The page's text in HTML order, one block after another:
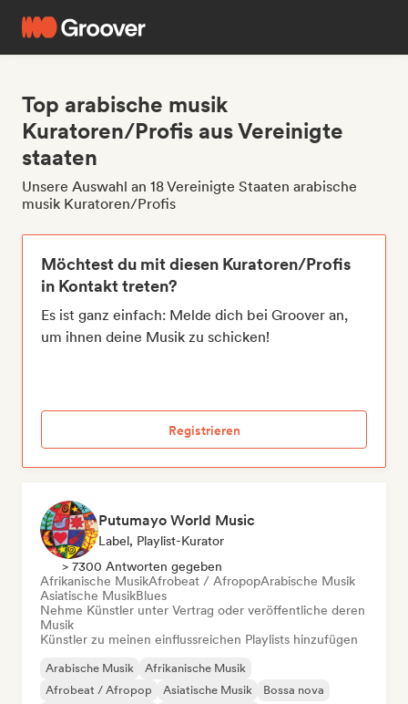
Top arabische musik
Kuratoren/Profis aus Vereinigte
staaten
Unsere Auswahl an 18 Vereinigte Staaten arabische
musik Kuratoren/Profis
Möchtest du mit diesen Kuratoren/Profis
in Kontakt treten?
Es ist ganz einfach: Melde dich bei Groover an,
um ihnen deine Musik zu schicken!
Registrieren
Putumayo World Music
Label, Playlist-Kurator
> 7300 Antworten gegeben
Afrikanische MusikAfrobeat / AfropopArabische Musik
Asiatische MusikBlues
Nehme Künstler unter Vertrag oder veröffentliche deren
Musik
Künstler zu meinen einflussreichen Playlists hinzufügen
Arabische Musik
Afrikanische Musik
Afrobeat / Afropop
Asiatische Musik
Bossa nova